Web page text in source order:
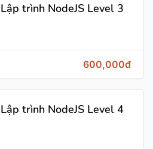
Lập trình NodeJS Level 3
600,000đ
Lập trình NodeJS Level 4